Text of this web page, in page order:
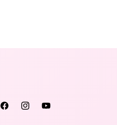
FacebookInstagramYouTube